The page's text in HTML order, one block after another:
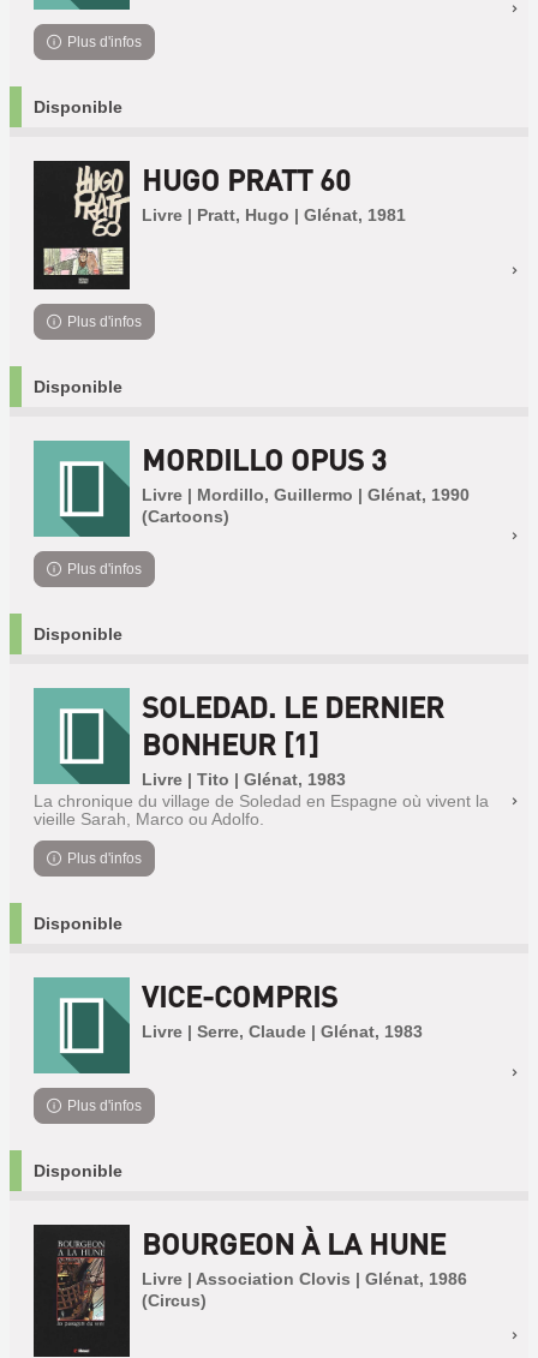
Plus d'infos
Disponible
HUGO PRATT 60
Livre | Pratt, Hugo | Glénat, 1981
Plus d'infos
Disponible
MORDILLO OPUS 3
Livre | Mordillo, Guillermo | Glénat, 1990
(Cartoons)
Plus d'infos
Disponible
SOLEDAD. LE DERNIER
BONHEUR [1]
Livre | Tito | Glénat, 1983
La chronique du village de Soledad en Espagne où vivent la
vieille Sarah, Marco ou Adolfo.
Plus d'infos
Disponible
VICE-COMPRIS
Livre | Serre, Claude | Glénat, 1983
Plus d'infos
Disponible
BOURGEON À LA HUNE
Livre | Association Clovis | Glénat, 1986
(Circus)